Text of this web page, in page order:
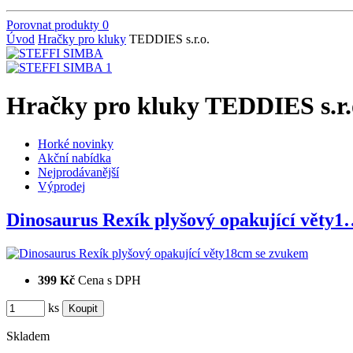
Porovnat produkty 0
Úvod Hračky pro kluky TEDDIES s.r.o.
Hračky pro kluky TEDDIES
Horké novinky
Akční nabídka
Nejprodávanější
Výprodej
Dinosaurus Rexík plyšový opakující
399 Kč Cena s DPH
ks
Skladem